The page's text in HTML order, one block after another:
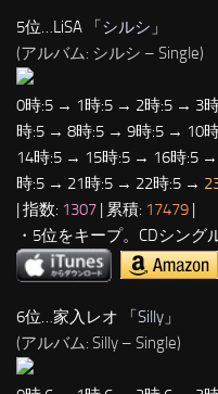
5位…LiSA 「シルシ 」
(アルバム: シルシ – Single)
0時:5 → 1時:5 → 2時:5 → 3
時:5 → 8時:5 → 9時:5 → 10
14時:5 → 15時:5 → 16時:5
時:5 → 21時:5 → 22時:5 →
| 指数: 1307 | 累積: 17479 |
・5位をキープ。CDシング
6位…家入レオ 「 Silly 」
(アルバム: Silly – Single)